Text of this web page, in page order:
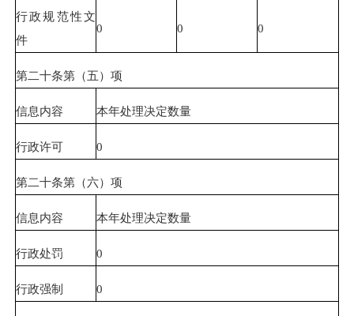
行政规范性文
件
0 0 0
第二十条第（五）项
信息内容 本年处理决定数量
行政许可 0
第二十条第（六）项
信息内容 本年处理决定数量
行政处罚 0
行政强制 0